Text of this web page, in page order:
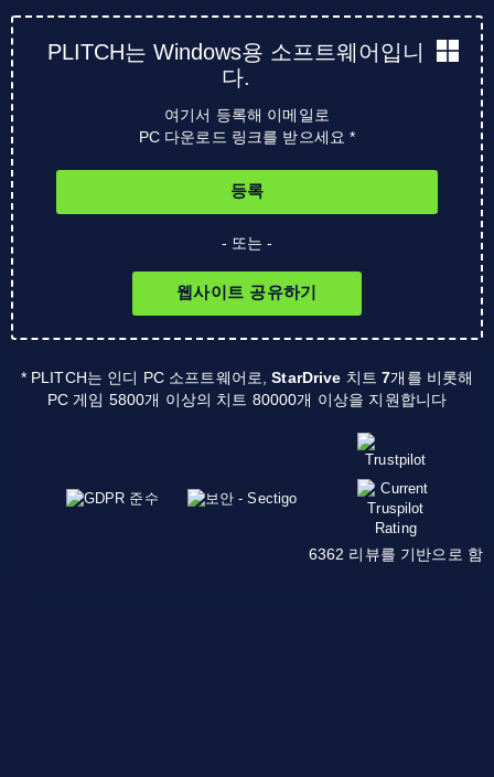
PLITCH는 Windows용 소프트웨어입니
다.
여기서 등록해 이메일로
PC 다운로드 링크를 받으세요 *
등록
- 또는 -
웹사이트 공유하기
* PLITCH는 인디 PC 소프트웨어로,StarDrive 치트7개를 비롯해
PC 게임 5800개 이상의 치트 80000개 이상을 지원합니다
6362 리뷰를 기반으로 함